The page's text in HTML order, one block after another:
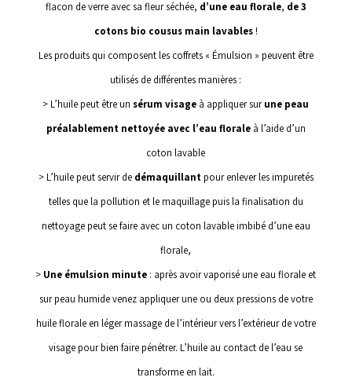
flacon de verre avec sa fleur séchée, d’une eau florale, de 3
cotons bio cousus main lavables!
Les produits qui composent les coffrets « Émulsion » peuvent être
utilisés de différentes manières :
> L’huile peut être un sérum visage à appliquer surune peau
préalablement nettoyée avec l’eau floraleà l’aide d’un
coton lavable
> L’huile peut servir de démaquillantpour enlever les impuretés
telles que la pollution et le maquillage puis la finalisation du
nettoyage peut se faire avec un coton lavable imbibé d’une eau
florale,
> Une émulsion minute : après avoir vaporisé une eau florale et
sur peau humide venez appliquer une ou deux pressions de votre
huile florale en léger massage de l’intérieur vers l’extérieur de votre
visage pour bien faire pénétrer. L’huile au contact de l’eau se
transforme en lait.